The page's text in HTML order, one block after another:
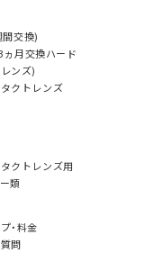
間交換)
月交換ハード
ンズ)
クトレンズ
クトレンズ用
類
・料金
問